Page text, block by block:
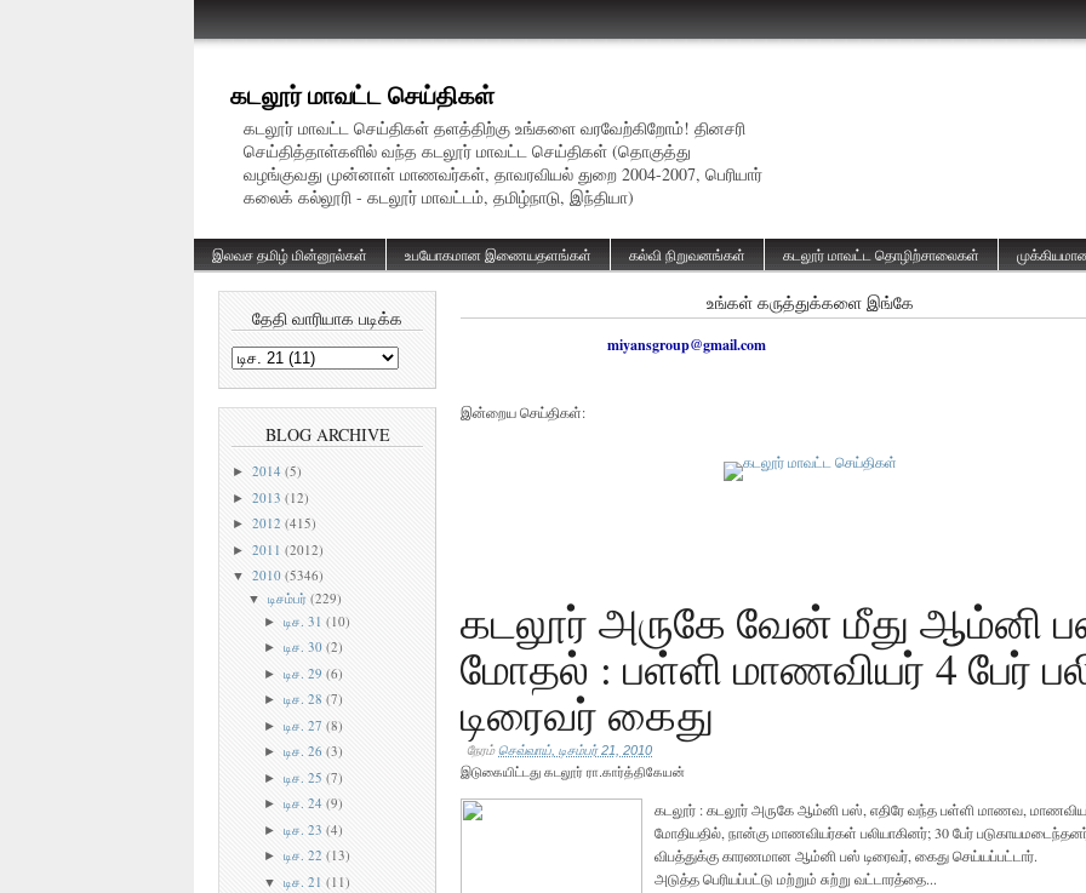
கடலூர் மாவட்ட செய்திகள்
கடலூர் மாவட்ட செய்திகள் தளத்திற்கு உங்களை வரவேற்கிறோம்! தினசரி
செய்தித்தாள்களில் வந்த கடலூர் மாவட்ட செய்திகள் (தொகுத்து
வழங்குவது முன்னாள் மாணவர்கள், தாவரவியல் துறை 2004-2007, பெரியார்
கலைக் கல்லூரி - கடலூர் மாவட்டம், தமிழ்நாடு, இந்தியா)
இலவச தமிழ் மின்னூல்கள் உபயோகமான இணையதளங்கள் கல்வி நிறுவனங்கள் கடலூர் மாவட்ட தொழிற்சாலைகள்
தேதி வாரியாக படிக்க
BLOG ARCHIVE
► 2014 (5)
► 2013 (12)
► 2012 (415)
► 2011 (2012)
▼ 2010 (5346)
▼டிசம்பர் (229)
►டிச. 31 (10)
►டிச. 30 (2)
►டிச. 29 (6)
►டிச. 28 (7)
►டிச. 27 (8)
►டிச. 26 (3)
►டிச. 25 (7)
►டிச. 24 (9)
►டிச. 23 (4)
►டிச. 22 (13)
▼டிச. 21 (11)
உங்கள் கருத்துக்களை இங்கே
miyansgroup@gmail.com
இன்றைய செய்திகள்:
கடலூர் அருகே வேன் மீது ஆம்னி
மோதல் : பள்ளி மாணவியர் 4 பேர்
டிரைவர் கைது
நேரம்செவ்வாய், டிசம்பர் 21, 2010
இடுகையிட்டது கடலூர் ரா.கார்த்திகேயன்
கடலூர் : கடலூர் அருகே ஆம்னி பஸ், எதிரே வந்த பள்ளி மாணவ,
மோதியதில், நான்கு மாணவியர்கள் பலியாகினர்; 30 பேர்
விபத்துக்கு காரணமான ஆம்னி பஸ் டிரைவர், கைது
அடுத்த பெரியப்பட்டு மற்றும் சுற்று வட்டாரத்தை...